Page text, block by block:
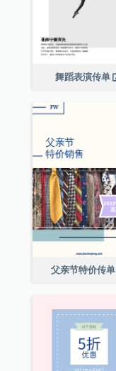
舞蹈表演传单
父亲节特价传单